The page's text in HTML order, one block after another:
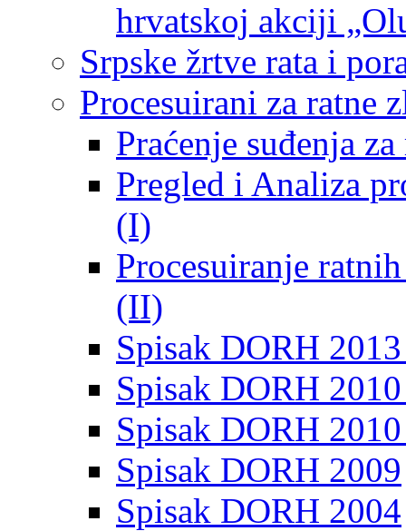
hrvatskoj akciji
Srpske žrtve rata i
Procesuirani za ratne
Praćenje suđenja
Pregled i Analiza
(I)
Procesuiranje
(II)
Spisak DORH
Spisak DORH
Spisak DORH
Spisak DORH 2009
Spisak DORH 2004